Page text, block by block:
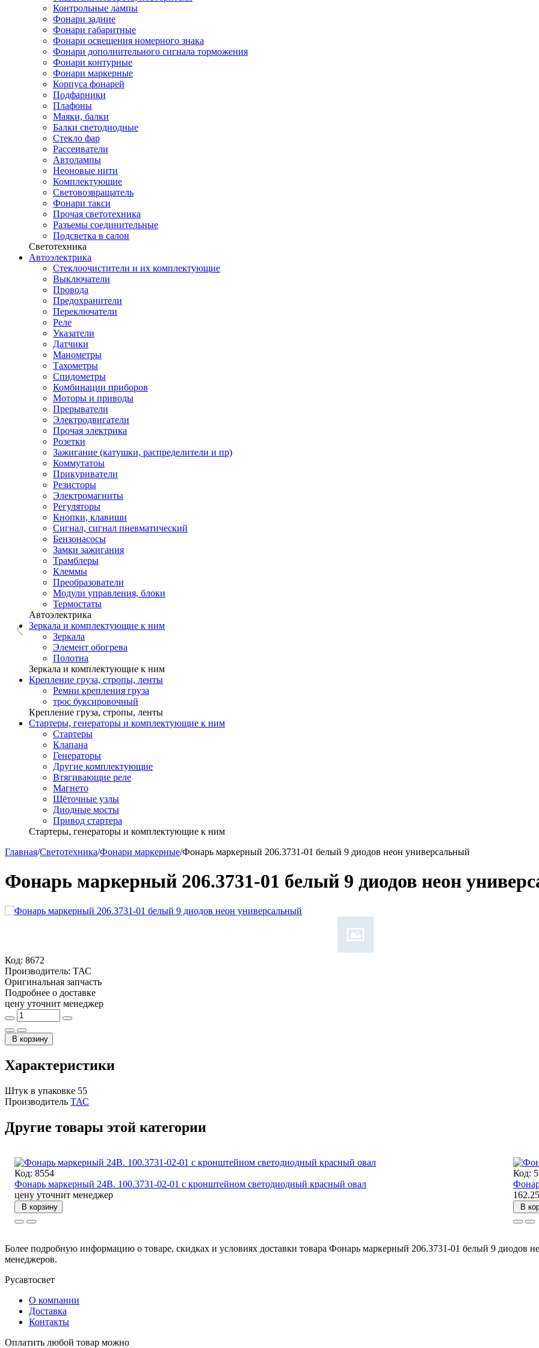
Контрольные лампы
Фонари задние
Фонари габаритные
Фонари освещения номерного знака
Фонари дополнительного сигнала торможения
Фонари контурные
Фонари маркерные
Корпуса фонарей
Подфарники
Плафоны
Маяки, балки
Балки светодиодные
Стекло фар
Рассеиватели
Автолампы
Неоновые нити
Комплектующие
Световозвращатель
Фонари такси
Прочая светотехника
Разъемы соединительные
Подсветка в салон
Светотехника
Автоэлектрика
Стеклоочистители и их комплектующие
Выключатели
Провода
Предохранители
Переключатели
Реле
Указатели
Датчики
Манометры
Тахометры
Спидометры
Комбинации приборов
Моторы и приводы
Прерыватели
Электродвигатели
Прочая электрика
Розетки
Зажигание (катушки, распределители и пр)
Коммутатоы
Прикуриватели
Резисторы
Электромагниты
Регуляторы
Кнопки, клавиши
Сигнал, сигнал пневматический
Бензонасосы
Замки зажигания
Трамблеры
Клеммы
Преобразователи
Модули управления, блоки
Термостаты
Автоэлектрика
Зеркала и комплектующие к ним
Зеркала
Элемент обогрева
Полотна
Зеркала и комплектующие к ним
Крепление груза, стропы, ленты
Ремни крепления груза
трос буксировочный
Крепление груза, стропы, ленты
Стартеры, генераторы и комплектующие к ним
Стартеры
Клапана
Генераторы
Другие комплектующие
Втягивающие реле
Магнето
Щёточные узлы
Диодные мосты
Привод стартера
Стартеры, генераторы и комплектующие к ним
Главная/Светотехника/Фонари маркерные/Фонарь маркерный 206.3731-01 белый 9 диодов неон универсальный
Фонарь маркерный 206.3731-01 белый 9 диодов неон
Код: 8672
Производитель: ТАС
Оригинальная запчасть
Подробнее о доставке
цену уточнит менеджер
В корзину
Характеристики
Штук в упаковке 55
Производитель ТАС
Другие товары этой категории
Код: 8554
Фонарь маркерный 24В. 100.3731-02-01 с кронштейном светодиодный красный овал
цену уточнит менеджер
В корзину
Код:
162.25
В
Более подробную информацию о товаре, скидках и условиях доставки товара Фонарь маркерный 206.3731-01 белый 9 диодов
менеджеров.
Русавтосвет
О компании
Доставка
Контакты
Оплатить любой товар можно